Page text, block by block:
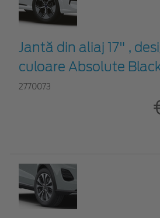
Jantă din aliaj 17" ,
culoare Absolute
2770073